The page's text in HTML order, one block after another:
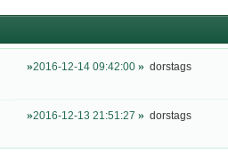
2016-12-14 09:42:00 dorstags
2016-12-13 21:51:27 dorstags